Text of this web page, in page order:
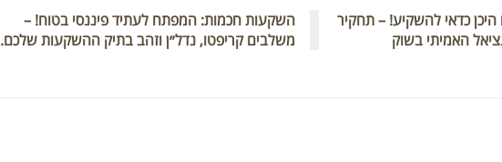
היכן כדאי להשקיע! – תחקיר
האמיתי בשוק
השקעות חכמות: המפתח לעתיד פיננסי בטוח! –
משלבים קריפטו, נדל״ן וזהב בתיק ההשקעות שלכם.